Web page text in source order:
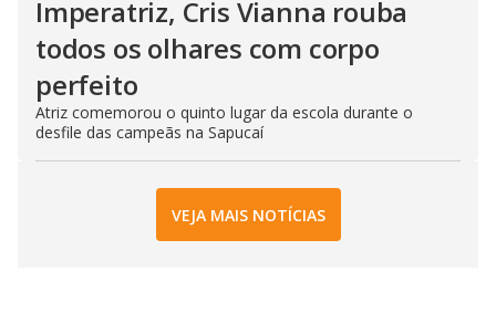
Imperatriz, Cris Vianna rouba
todos os olhares com corpo
perfeito
Atriz comemorou o quinto lugar da escola durante o
desfile das campeãs na Sapucaí
VEJA MAIS NOTÍCIAS